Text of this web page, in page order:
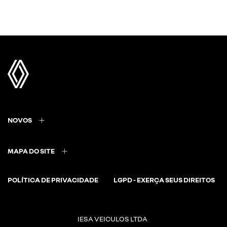
NOVOS
MAPA DO SITE
POLÍTICA DE PRIVACIDADE LGPD - EXERÇA SEUS DIREITOS
IESA VEICULOS LTDA